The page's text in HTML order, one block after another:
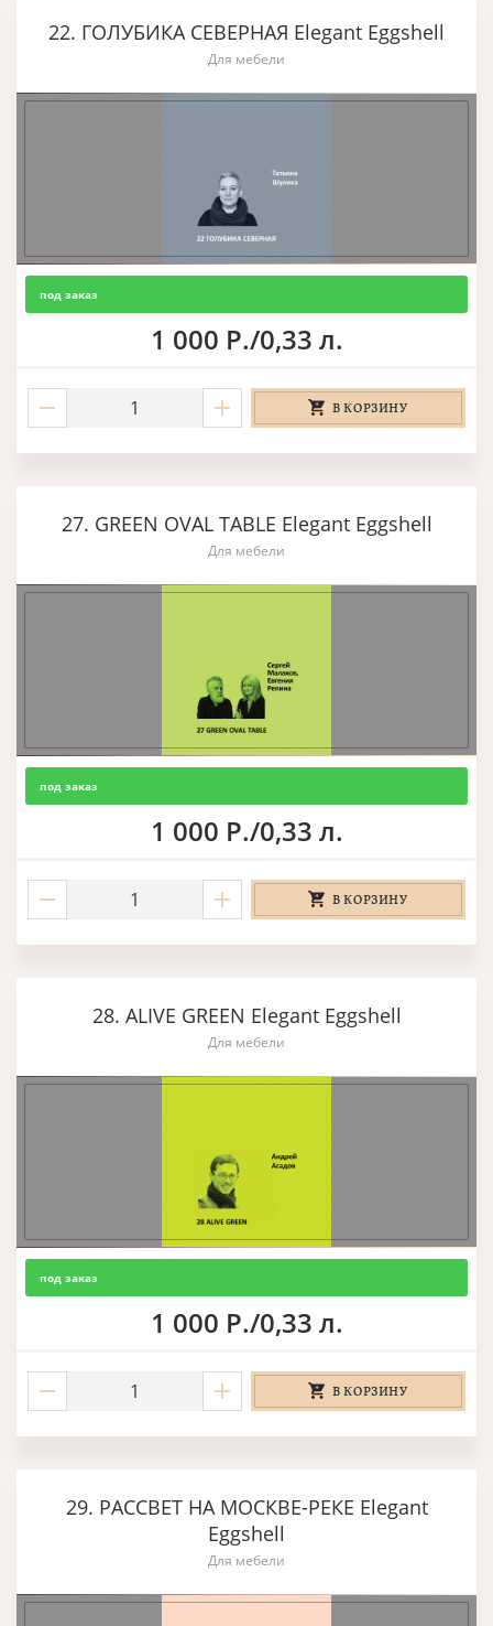
22. ГОЛУБИКА СЕВЕРНАЯ Elegant Eggshell
Для мебели
под заказ
1 000 Р./0,33 л.
В КОРЗИНУ
27. GREEN OVAL TABLE Elegant Eggshell
Для мебели
под заказ
1 000 Р./0,33 л.
В КОРЗИНУ
28. ALIVE GREEN Elegant Eggshell
Для мебели
под заказ
1 000 Р./0,33 л.
В КОРЗИНУ
29. РАССВЕТ НА МОСКВЕ-РЕКЕ Elegant
Eggshell
Для мебели